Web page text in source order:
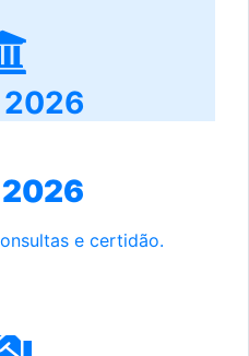
2026
2026
e certidão.